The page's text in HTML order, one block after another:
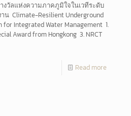
ลแห่งความภาคภูมิใจในเวทีระดับ
น Climate-Resilient Underground
for Integrated Water Management 1.
Award from Hongkong 3. NRCT
Read more